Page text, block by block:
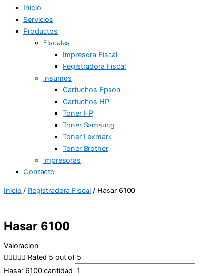
Inicio
Servicios
Productos
Fiscales
Impresora Fiscal
Registradora Fiscal
Insumos
Cartuchos Epson
Cartuchos HP
Toner HP
Toner Samsung
Toner Lexmark
Toner Brother
Impresoras
Contacto
Inicio / Registradora Fiscal / Hasar 6100
Hasar 6100
Valoracion
 Rated 5 out of 5
Hasar 6100 cantidad